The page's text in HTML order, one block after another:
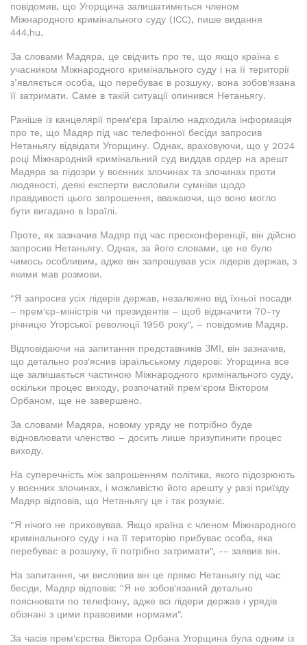
повідомив, що Угорщина залишатиметься членом
Міжнародного кримінального суду (ICC), пише видання
444.hu.
За словами Мадяра, це свідчить про те, що якщо країна є
учасником Міжнародного кримінального суду і на її території
з’являється особа, що перебуває в розшуку, вона зобов'язана
її затримати. Саме в такій ситуації опинився Нетаньягу.
Раніше із канцелярії прем'єра Ізраїлю надходила інформація
про те, що Мадяр під час телефонної бесіди запросив
Нетаньягу відвідати Угорщину. Однак, враховуючи, що у 2024
році Міжнародний кримінальний суд виддав ордер на арешт
Мадяра за підозри у воєнних злочинах та злочинах проти
людяності, деякі експерти висловили сумніви щодо
правдивості цього запрошення, вважаючи, що воно могло
бути вигадано в Ізраїлі.
Проте, як зазначив Мадяр під час пресконференції, він дійсно
запросив Нетаньягу. Однак, за його словами, це не було
чимось особливим, адже він запрошував усіх лідерів держав, з
якими мав розмови.
"Я запросив усіх лідерів держав, незалежно від їхньої посади
– прем'єр-міністрів чи президентів – щоб відзначити 70-ту
річницю Угорської революції 1956 року", – повідомив Мадяр.
Відповідаючи на запитання представників ЗМІ, він зазначив,
що детально роз'яснив ізраїльському лідерові: Угорщина все
ще залишається частиною Міжнародного кримінального суду,
оскільки процес виходу, розпочатий прем'єром Віктором
Орбаном, ще не завершено.
За словами Мадяра, новому уряду не потрібно буде
відновлювати членство – досить лише призупинити процес
виходу.
На суперечність між запрошенням політика, якого підозрюють
у воєнних злочинах, і можливістю його арешту у разі приїзду
Мадяр відповів, що Нетаньягу це і так розуміє.
"Я нічого не приховував. Якщо країна є членом Міжнародного
кримінального суду і на її територію прибуває особа, яка
перебуває в розшуку, її потрібно затримати", -- заявив він.
На запитання, чи висловив він це прямо Нетаньягу під час
бесіди, Мадяр відповів: "Я не зобов'язаний детально
пояснювати по телефону, адже всі лідери держав і урядів
обізнані з цими правовими нормами".
За часів прем'єрства Віктора Орбана Угорщина була одним із